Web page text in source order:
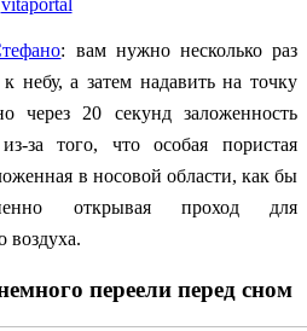
: вам нужно несколько раз
небу, а затем надавить на точку
через 20 секунд заложенность
за того, что особая пористая
в носовой области, как бы
открывая проход для
воздуха.
переели перед сном